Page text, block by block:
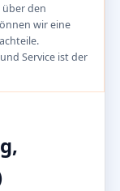
den
wir eine
Service ist der